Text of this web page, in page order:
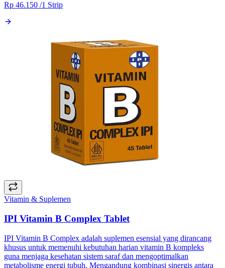
Rp 46.150 /1 Strip
Vitamin & Suplemen
IPI Vitamin B Complex Tablet
IPI Vitamin B Complex adalah suplemen esensial yang dirancang
khusus untuk memenuhi kebutuhan harian vitamin B kompleks
guna menjaga kesehatan sistem saraf dan mengoptimalkan
metabolisme energi tubuh. Mengandung kombinasi sinergis antara